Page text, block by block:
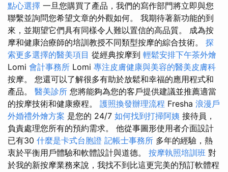
點心選擇 一旦您購買了產品，我們的寫作部門將立即與您
聯繫並詢問您希望文章的外觀如何。 我期待著新功能的到
來，並期望它們具有同樣令人難以置信的高品質。 成為按
摩和健康治療師的培訓教授不同類型按摩的綜合技術。 探
索更多選擇的醫美項目 從經典按摩到 輕鬆安排下午茶外燴
Lomi 會計事務所 Lomi 專注皮膚健康與美容的醫美皮膚科
按摩。 您還可以了解很多有助於放鬆和幸福的應用程式和
產品。 醫美診所 您將能夠為您的客戶提供建議並推薦適當
的按摩技術和健康療程。 護照換發辦理流程 Fresha 浪漫戶
外婚禮外燴方案 是您的 24/7 如何找到打掃阿姨 接待員，
負責處理您所有的預約需求。 他從事圖形使用者介面設計
已有30 什麼是卡式台胞證 記帳士事務所 多年的經驗，熱
衷於平衡用戶體驗和軟體設計與道德。 按摩執照培訓班 對
於我的新按摩業務來說，我找不到比這更完美的預訂軟體程